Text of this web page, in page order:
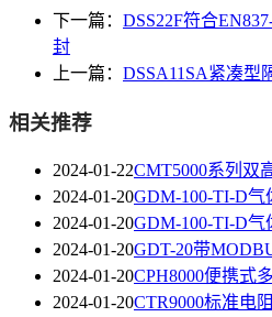
下一篇： DSS22F符合
封
上一篇： DSSA11SA紧凑型
相关推荐
2024-01-22CMT5000系列双
2024-01-20GDM-100-TI-D气
2024-01-20GDM-100-TI-D气
2024-01-20GDT-20带
2024-01-20CPH8000便携式
2024-01-20CTR9000标准电